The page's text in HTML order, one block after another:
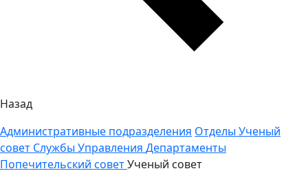
Назад
Административные подразделения Отделы Ученый
совет Службы Управления Департаменты
Попечительский советУченый совет